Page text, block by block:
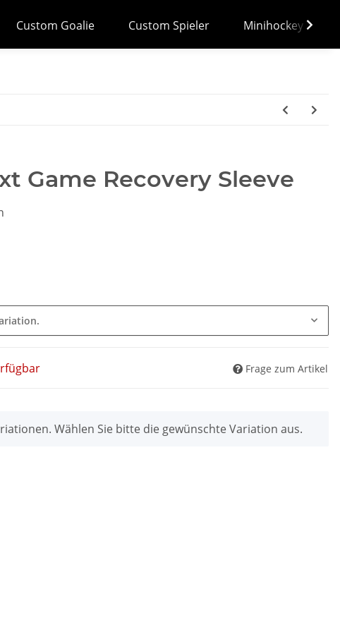
Custom Goalie Custom Spieler Minihockey
Game Recovery Sleeve
Frage zum Artikel
Wählen Sie bitte die gewünschte Variation aus.